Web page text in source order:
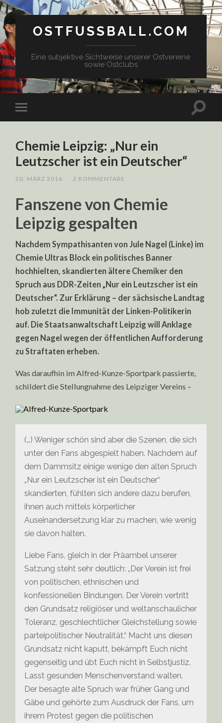
OSTFUSSBALL.COM
Eine subjektive Sichtweise unserer Ostvereine
sowie Ostclubs
Chemie Leipzig: „Nur ein
Leutzscher ist ein Deutscher“
20. MÄRZ 2016 2 KOMMENTARE
Fanszene von Chemie
Leipzig gespalten
Nachdem Sympathisanten von Jule Nagel (Linke) im
Chemie Ultras Block ein politisches Banner
hochhielten, skandierten ältere Chemiker den
Spruch aus DDR-Zeiten „Nur ein Leutzscher ist ein
Deutscher“. Zur Erklärung – der sächsische Landtag
hob zuletzt die Immunität der Linken-Politikerin
auf. Die Staatsanwaltschaft Leipzig will Anklage
gegen Nagel wegen der öffentlichen Aufforderung
zu Straftaten erheben.
Was daraufhin im Alfred-Kunze-Sportpark passierte,
schildert die Stellungnahme des Leipziger Vereins –
(…) Weniger schön sind aber die Szenen, die sich
unter den Fans abgespielt haben. Nachdem auf
dem Dammsitz einige wenige den alten Spruch
„Nur ein Leutzscher ist ein Deutscher“
skandierten, fühlten sich andere dazu berufen,
ihnen auch mittels körperlicher
Auseinandersetzung klar zu machen, wie wenig
sie davon halten.
Liebe Fans, gleich in der Präambel unserer
Satzung steht sehr deutlich: „Der Verein ist frei
von politischen, ethnischen und
konfessionellen Bindungen. Der Verein vertritt
den Grundsatz religiöser und weltanschaulicher
Toleranz, geschlechtlicher Gleichstellung sowie
parteipolitischer Neutralität.“ Macht uns diesen
Grundsatz nicht kaputt, bekämpft Euch nicht
gegenseitig und übt Euch nicht in Selbstjustiz.
Lasst gesunden Menschenverstand walten.
Der besagte alte Spruch war früher Gang und
Gäbe und gehörte zum Ausdruck der Fans, um
ihrem Protest gegen die politischen